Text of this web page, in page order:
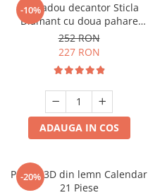
-10%
Set cadou decantor Sticla
Diamant cu doua pahare
Deluxe
252 RON
227 RON
ADAUGA IN COS
-20%
Puzzle 3D din lemn Calendar
21 Piese